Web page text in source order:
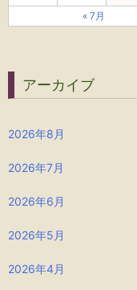
« 7月
アーカイブ
2026年8月
2026年7月
2026年6月
2026年5月
2026年4月